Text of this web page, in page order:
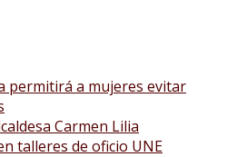
permitirá a mujeres evitar
Carmen Lilia
talleres de oficio UNE